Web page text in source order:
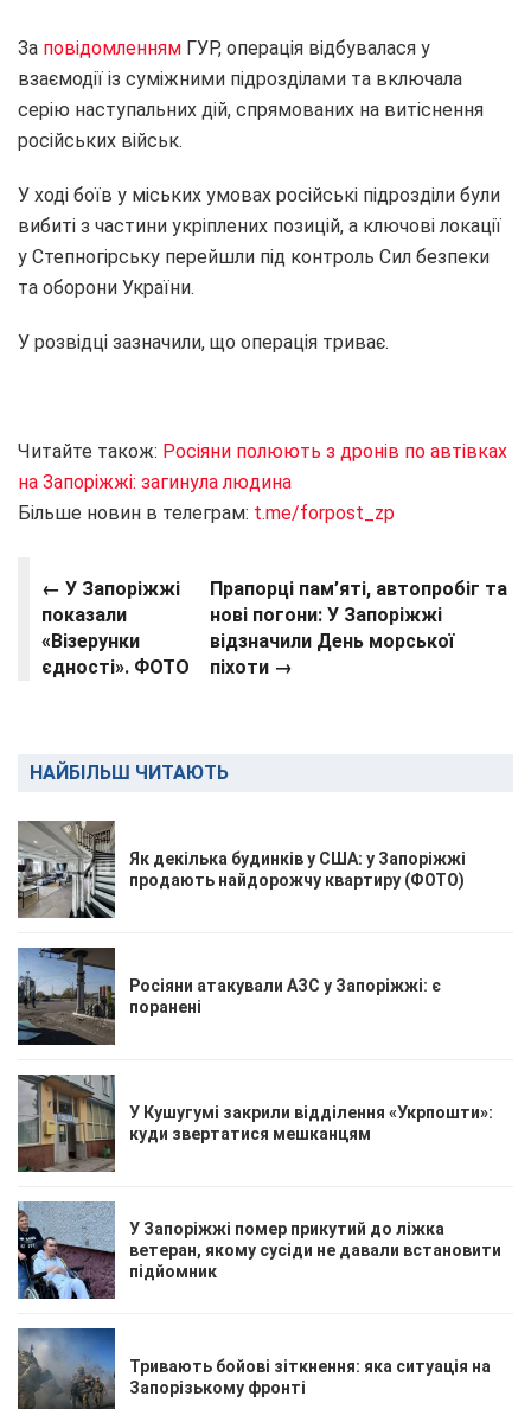
За повідомленням ГУР, операція відбувалася у
взаємодії із суміжними підрозділами та включала
серію наступальних дій, спрямованих на витіснення
російських військ.
У ході боїв у міських умовах російські підрозділи були
вибиті з частини укріплених позицій, а ключові локації
у Степногірську перейшли під контроль Сил безпеки
та оборони України.
У розвідці зазначили, що операція триває.
Читайте також: Росіяни полюють з дронів по автівках
на Запоріжжі: загинула людина
Більше новин в телеграм: t.me/forpost_zp
← У Запоріжжі
показали
«Візерунки
єдності». ФОТО
Прапорці пам’яті, автопробіг та
нові погони: У Запоріжжі
відзначили День морської
піхоти →
НАЙБІЛЬШ ЧИТАЮТЬ
Як декілька будинків у США: у Запоріжжі
продають найдорожчу квартиру (ФОТО)
Росіяни атакували АЗС у Запоріжжі: є
поранені
У Кушугумі закрили відділення «Укрпошти»:
куди звертатися мешканцям
У Запоріжжі помер прикутий до ліжка
ветеран, якому сусіди не давали встановити
підйомник
Тривають бойові зіткнення: яка ситуація на
Запорізькому фронті